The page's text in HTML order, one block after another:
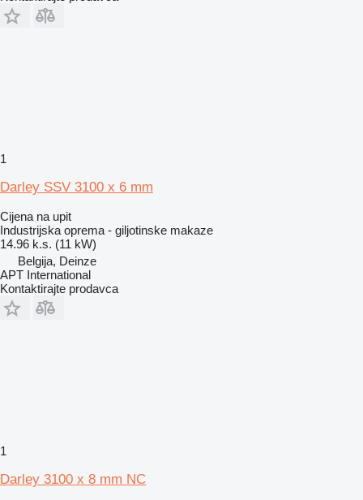
1
Darley SSV 3100 x 6 mm
Cijena na upit
Industrijska oprema - giljotinske makaze
14.96 k.s. (11 kW)
Belgija, Deinze
APT International
Kontaktirajte prodavca
1
Darley 3100 x 8 mm NC